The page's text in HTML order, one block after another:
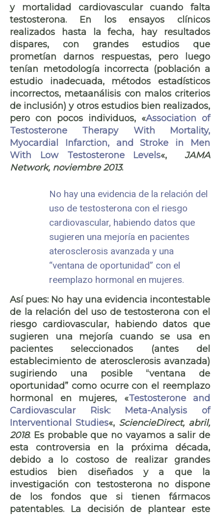
y mortalidad cardiovascular cuando falta
testosterona. En los ensayos clínicos
realizados hasta la fecha, hay resultados
dispares, con grandes estudios que
prometían darnos respuestas, pero luego
tenían metodología incorrecta (población a
estudio inadecuada, métodos estadísticos
incorrectos, metaanálisis con malos criterios
de inclusión) y otros estudios bien realizados,
pero con pocos individuos, «Association of
Testosterone Therapy With Mortality,
Myocardial Infarction, and Stroke in Men
With Low Testosterone Levels«,JAMA
Network, noviembre 2013.
No hay una evidencia de la relación del
uso de testosterona con el riesgo
cardiovascular, habiendo datos que
sugieren una mejoría en pacientes
aterosclerosis avanzada y una
“ventana de oportunidad” con el
reemplazo hormonal en mujeres.
Así pues: No hay una evidencia incontestable
de la relación del uso de testosterona con el
riesgo cardiovascular, habiendo datos que
sugieren una mejoría cuando se usa en
pacientes seleccionados (antes del
establecimiento de aterosclerosis avanzada)
sugiriendo una posible “ventana de
oportunidad” como ocurre con el reemplazo
hormonal en mujeres, «Testosterone and
Cardiovascular Risk: Meta-Analysis of
Interventional Studies«, SciencieDirect, abril,
2018. Es probable que no vayamos a salir de
esta controversia en la próxima década,
debido a lo costoso de realizar grandes
estudios bien diseñados y a que la
investigación con testosterona no dispone
de los fondos que si tienen fármacos
patentables. La decisión de plantear este